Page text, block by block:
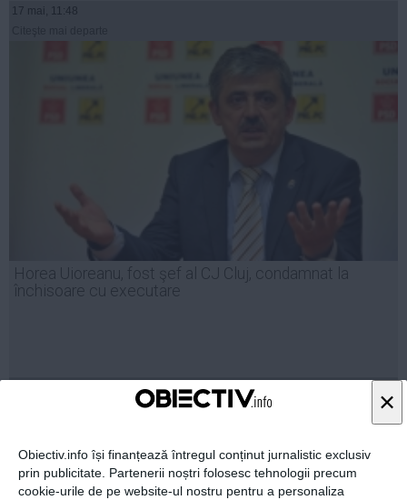
×
Obiectiv.info își finanțează întregul conținut jurnalistic exclusiv
prin publicitate. Partenerii noștri folosesc tehnologii precum
cookie-urile de pe website-ul nostru pentru a personaliza
17 mai, 11:48
Horea Uioreanu, fost şef al CJ Cluj, condamnat la
închisoare cu executare